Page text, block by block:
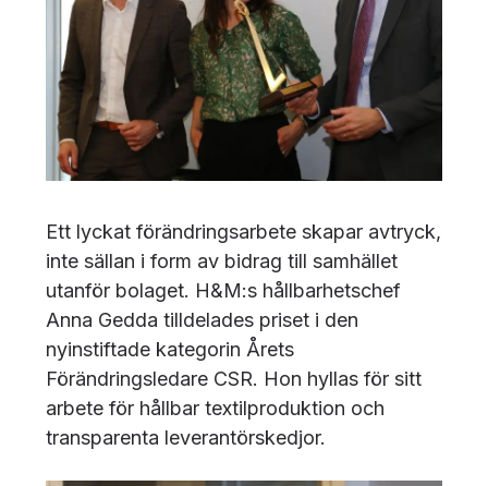
Ett lyckat förändringsarbete skapar avtryck,
inte sällan i form av bidrag till samhället
utanför bolaget. H&M:s hållbarhetschef
Anna Gedda tilldelades priset i den
nyinstiftade kategorin Årets
Förändringsledare CSR. Hon hyllas för sitt
arbete för hållbar textilproduktion och
transparenta leverantörskedjor.